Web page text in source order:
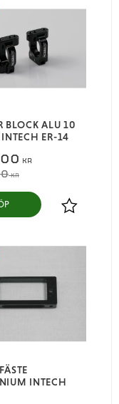
BLOCK ALU 10
ER-14
KR
KR
Lägg till i
INTECH